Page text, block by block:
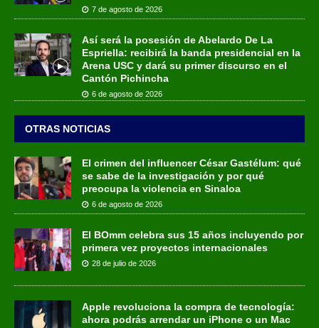
7 de agosto de 2026
Así será la posesión de Abelardo De La
Espriella: recibirá la banda presidencial en la
Arena USC y dará su primer discurso en el
Cantón Pichincha
6 de agosto de 2026
OTRAS NOTICIAS
El crimen del influencer César Gastélum: qué
se sabe de la investigación y por qué
preocupa la violencia en Sinaloa
6 de agosto de 2026
El BOmm celebra sus 15 años incluyendo por
primera vez proyectos internacionales
28 de julio de 2026
Apple revoluciona la compra de tecnología:
ahora podrás arrendar un iPhone o un Mac